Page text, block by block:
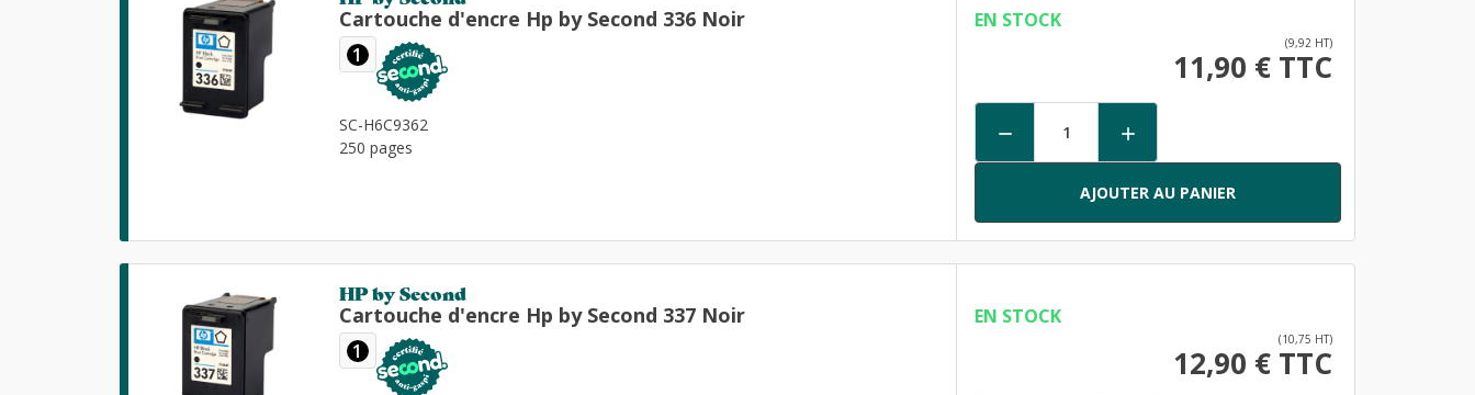
Cartouche d'encre Hp by Second 336 Noir
1
SC-H6C9362
250 pages
EN STOCK
(9,92 HT)
11,90 € TTC
 
AJOUTER AU PANIER
HP by Second
Cartouche d'encre Hp by Second 337 Noir
1
EN STOCK
(10,75 HT)
12,90 € TTC